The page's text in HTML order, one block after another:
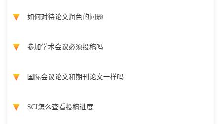
如何对待论文润色的问题
参加学术会议必须投稿吗
国际会议论文和期刊论文一样吗
SCI怎么查看投稿进度